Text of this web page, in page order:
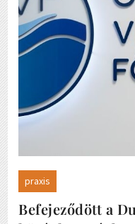
praxis
Befejeződött a